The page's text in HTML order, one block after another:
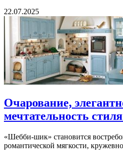
22.07.2025
Очарование,
мечтательность
«Шебби-шик» становится
романтической мягкости,